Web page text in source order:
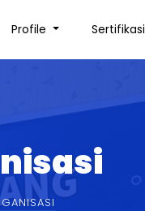
Profile Sertifikasi